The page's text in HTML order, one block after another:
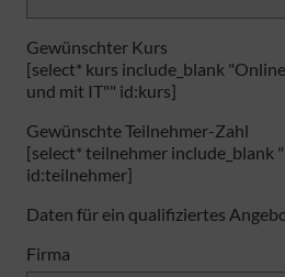
Gewünschter Kurs
[select* kurs include_blank
und mit IT"" id:kurs]
Gewünschte Teilnehmer-Zahl
[select* teilnehmer include_blank
id:teilnehmer]
Daten für ein qualifiziertes
Firma